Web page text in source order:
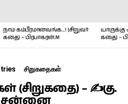
நாம கம்பீரமானவங்க…! (சிறுவர்
கதை) – பிரபாகரன்.M
யாருக்கு
கதை) –
சிறுகதைகள்
– ✍கு.